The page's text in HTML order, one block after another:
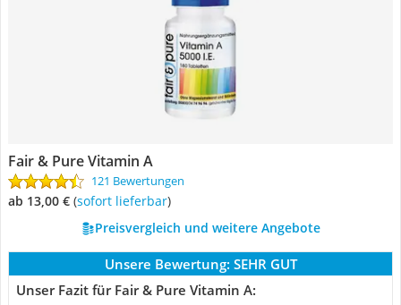
Fair & Pure Vitamin A
121 Bewertungen
ab 13,00 € ( Sofort lieferbar)
Preisvergleich und weitere Angebote
Unsere Bewertung: SEHR GUT
Unser Fazit für Fair & Pure Vitamin A: